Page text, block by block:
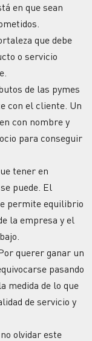
en que sean
que debe
o servicio
de las pymes
con el cliente. Un
con nombre y
para conseguir
tener en
puede. El
permite equilibrio
la empresa y el
querer ganar un
pasando
medida de lo que
de servicio y
olvidar este